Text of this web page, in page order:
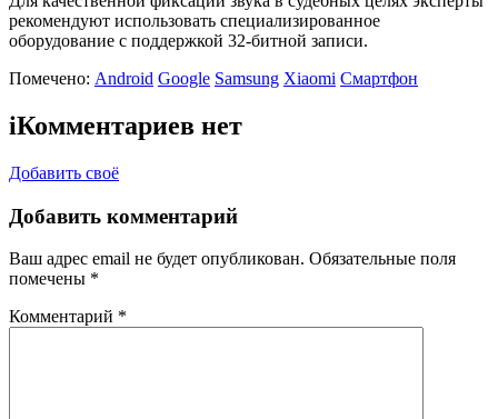
рекомендуют использовать специализированное
оборудование с поддержкой 32-битной записи.
Помечено: Android Google Samsung Xiaomi Смартфон
iКомментариев нет
Добавить своё
Добавить комментарий
Ваш адрес email не будет опубликован. Обязательные поля
помечены *
Комментарий *